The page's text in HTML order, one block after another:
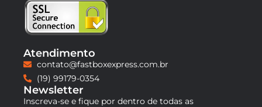
Atendimento
contato@fastboxexpress.com.br
(19) 99179-0354
Newsletter
Inscreva-se e fique por dentro de todas as